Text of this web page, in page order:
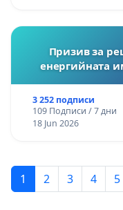
Призив за
енергийната
3 252 подписи
109 Подписи / 7 дни
18 Jun 2026
1 2 3 4 5